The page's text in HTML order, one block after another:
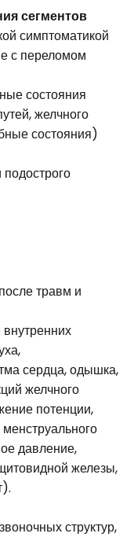
сегментов
симптоматикой
с переломом
состояния
желчного
состояния)
травм и
сердца, одышка,
желчного
потенции,
давление,
железы,
структур,